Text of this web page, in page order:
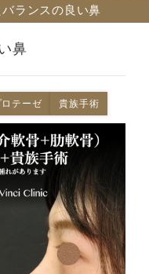
ランスの良い鼻
鼻
ロテーゼ 貴族手術